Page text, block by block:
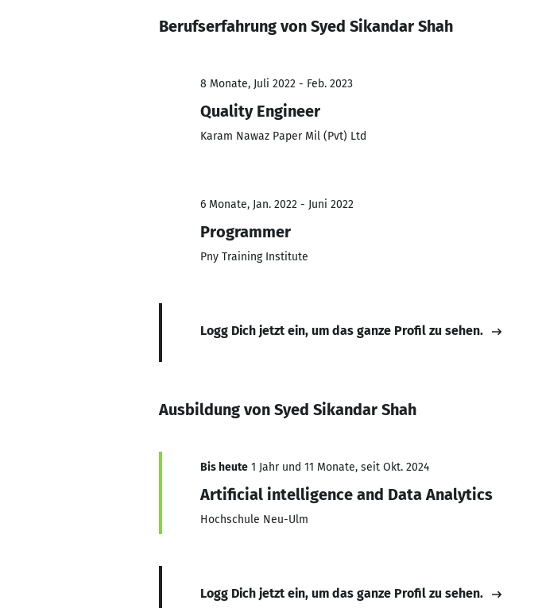
Berufserfahrung von Syed Sikandar Shah
8 Monate, Juli 2022 - Feb. 2023
Quality Engineer
Karam Nawaz Paper Mil (Pvt) Ltd
6 Monate, Jan. 2022 - Juni 2022
Programmer
Pny Training Institute
Logg Dich jetzt ein, um das ganze Profil zu sehen.
Ausbildung von Syed Sikandar Shah
Bis heute 1 Jahr und 11 Monate, seit Okt. 2024
Artificial intelligence and Data Analytics
Hochschule Neu-Ulm
Logg Dich jetzt ein, um das ganze Profil zu sehen.